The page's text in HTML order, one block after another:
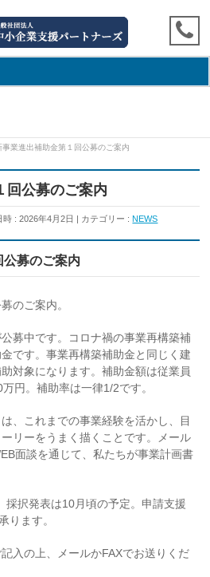
事業進出補助金第１回公募のご案内
回公募のご案内
時 : 2026年4月2日 カテゴリー :NEWS
募のご案内
のご案内。
公募中です。コロナ禍の事業再構築補
です。事業再構築補助金と同じく建
対象になります。補助金額は従業員
円。補助率は一律1/2です。
、これまでの事業経験を活かし、目
リーをうまく描くことです。メール
面談を通じて、私たちが事業計画書
採択発表は10月頃の予定。申請支援
ります。
入の上、メールかFAXでお送りくだ